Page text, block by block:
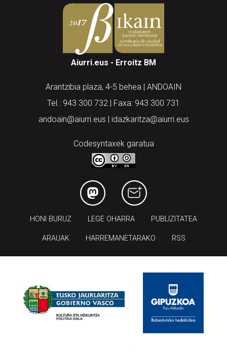
Aiurri.eus - Erroitz BM
Arantzibia plaza, 4-5 behea | ANDOAIN
Tel.: 943 300 732 | Faxa: 943 300 731
andoain@aiurri.eus | idazkaritza@aiurri.eus
Codesyntaxek garatua
HONI BURUZ LEGE OHARRA PUBLIZITATEA
ARAUAK HARREMANETARAKO RSS